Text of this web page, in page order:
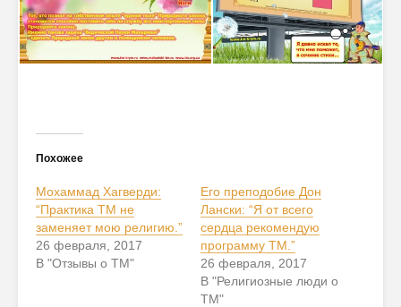
Похожее
Мохаммад Хагверди:
“Практика ТМ не
заменяет мою религию.”
26 февраля, 2017
В "Отзывы о ТМ"
Его преподобие Дон
Лански: “Я от всего
сердца рекомендую
программу ТМ.”
26 февраля, 2017
В "Религиозные люди о
ТМ"